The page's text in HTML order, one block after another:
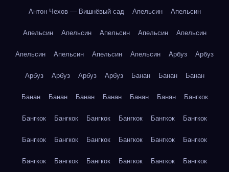
Антон Чехов — Вишнёвый сад Апельсин Апельсин
Апельсин Апельсин Апельсин Апельсин Апельсин
Апельсин Апельсин Апельсин Апельсин Арбуз Арбуз
Арбуз Арбуз Арбуз Арбуз Банан Банан Банан
Банан Банан Банан Банан Банан Банан Бангкок
Бангкок Бангкок Бангкок Бангкок Бангкок Бангкок
Бангкок Бангкок Бангкок Бангкок Бангкок Бангкок
Бангкок Бангкок Бангкок Бангкок Бангкок Бангкок